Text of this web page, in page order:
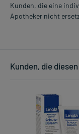
Kunden, die eine
Apotheker nicht
Kunden, die